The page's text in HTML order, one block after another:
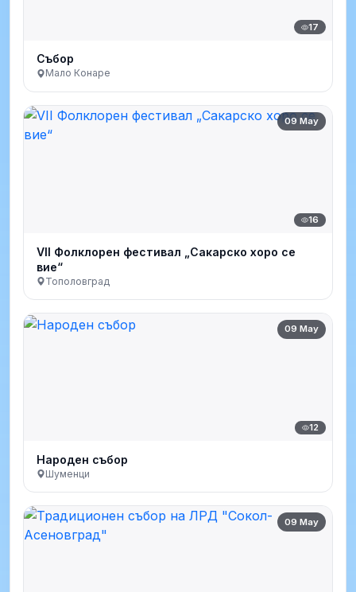
17
Събор
Мало Конаре
09 May
16
VII Фолклорен фестивал „Сакарско хоро се
вие“
Тополовград
09 May
12
Народен събор
Шуменци
09 May